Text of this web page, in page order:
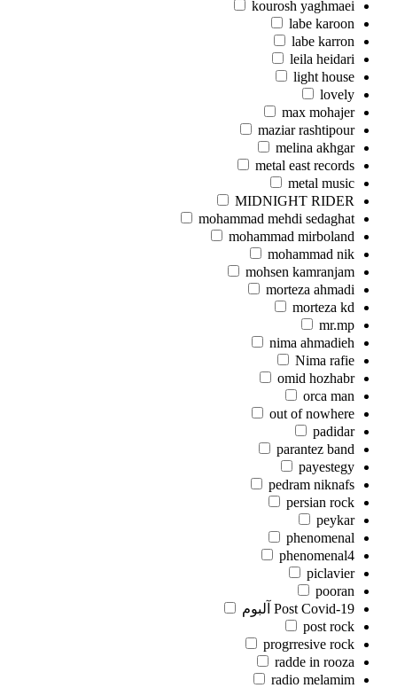
kourosh yaghmaei
labe karoon
labe karron
leila heidari
light house
lovely
max mohajer
maziar rashtipour
melina akhgar
metal east records
metal music
MIDNIGHT RIDER
mohammad mehdi sedaghat
mohammad mirboland
mohammad nik
mohsen kamranjam
morteza ahmadi
morteza kd
mr.mp
nima ahmadieh
Nima rafie
omid hozhabr
orca man
out of nowhere
padidar
parantez band
payestegy
pedram niknafs
persian rock
peykar
phenomenal
phenomenal4
piclavier
pooran
Post Covid-19 آلبوم
post rock
progrresive rock
radde in rooza
radio melamim